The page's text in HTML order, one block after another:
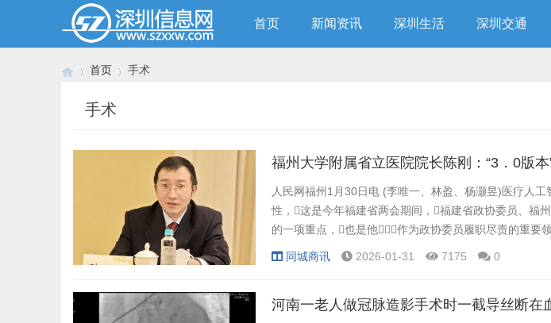
首页 新闻资讯 深圳生活 深圳交通
首页 手术
手术
福州大学附属省立医院院长陈刚：“3．0版
人民网福州1月30日电 (李唯一、林盈、杨灏昱)医疗人
性，这是今年福建省两会期间，福建省政协委员、
的一项重点，也是他作为政协委员履职尽责的重要
学附属省立医院2025年的两次远程手术：2025年7月，
同城商讯 2026-01-31 7175 0
河南一老人做冠脉造影手术时一截导丝断在